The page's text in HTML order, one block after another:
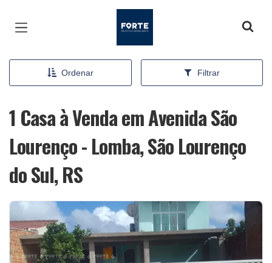
Ordenar Filtrar
1 Casa à Venda em Avenida São
Lourenço - Lomba, São Lourenço
do Sul, RS